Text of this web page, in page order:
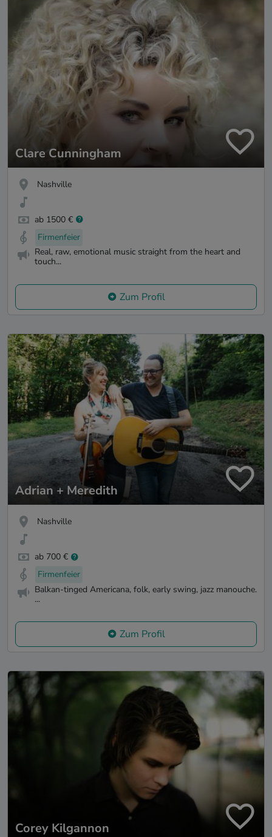
Clare Cunningham
Nashville
ab 1500 €
Firmenfeier
Real, raw, emotional music straight from the heart and
touch...
Zum Profil
Adrian + Meredith
Nashville
ab 700 €
Firmenfeier
Balkan-tinged Americana, folk, early swing, jazz manouche.
...
Zum Profil
Corey Kilgannon